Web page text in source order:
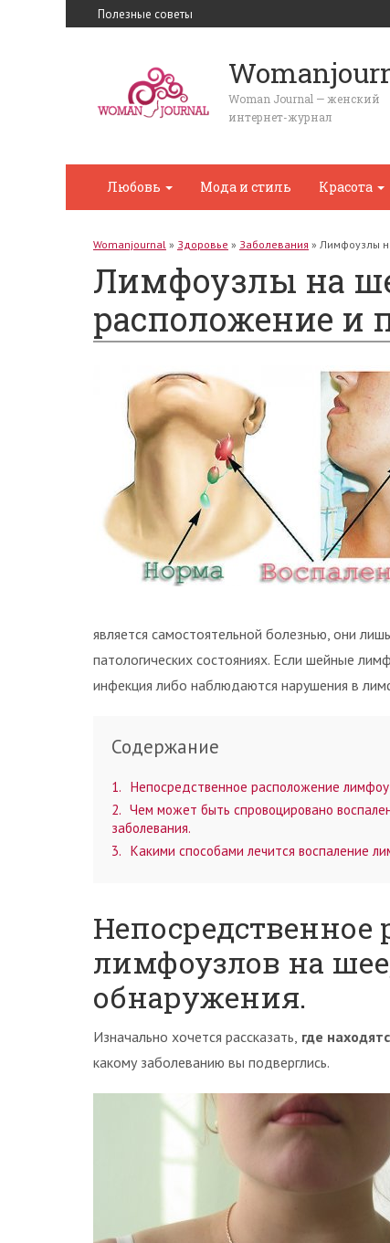
Полезные советы
Woman Journal — женский
интернет-журнал
Любовь Мода и стиль Красота
Womanjournal » Здоровье » Заболевания » Лимфоузлы
Лимфоузлы на
расположение и
является самостоятельной болезнью, они
патологических состояниях. Если шейные
инфекция либо наблюдаются нарушения в
Содержание
1
Непосредственное расположение
2
Чем может быть спровоцировано
заболевания.
3
Какими способами лечится воспаление
Непосредственное
лимфоузлов на
обнаружения.
Изначально хочется рассказать, где
какому заболеванию вы подверглись.